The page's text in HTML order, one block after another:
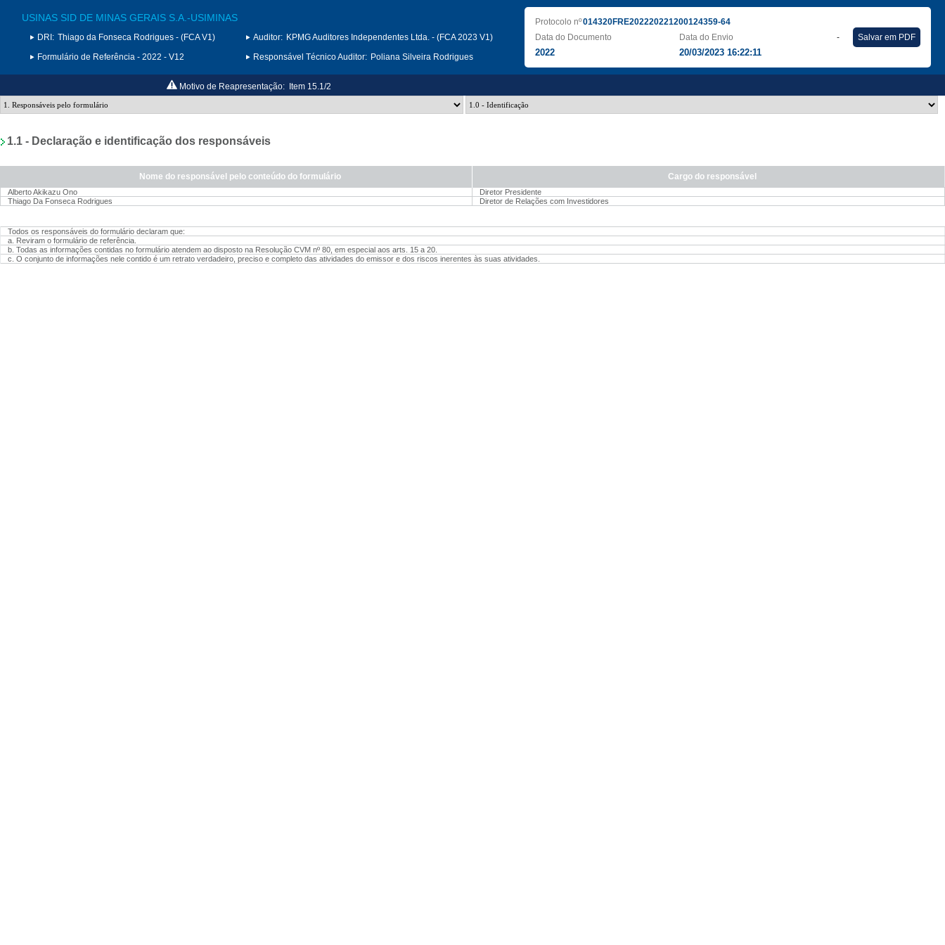
USINAS SID DE MINAS GERAIS S.A.-USIMINAS
DRI: Thiago da Fonseca Rodrigues - (FCA V1)
Formulário de Referência - 2022 - V12
Auditor: KPMG Auditores Independentes Ltda. - (FCA 2023 V1)
Responsável Técnico Auditor: Poliana Silveira Rodrigues
Protocolo nº014320FRE202220221200124359-64
Data do Documento
2022
Data do Envio
20/03/2023 16:22:11
- Salvar em PDF
Motivo de Reapresentação: Item 15.1/2